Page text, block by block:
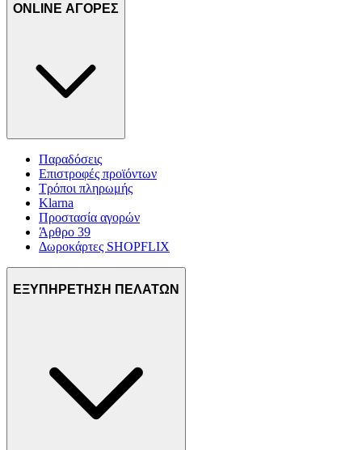
ONLINE ΑΓΟΡΕΣ
Παραδόσεις
Επιστροφές προϊόντων
Τρόποι πληρωμής
Klarna
Προστασία αγορών
Άρθρο 39
Δωροκάρτες SHOPFLIX
ΕΞΥΠΗΡΕΤΗΣΗ ΠΕΛΑΤΩΝ